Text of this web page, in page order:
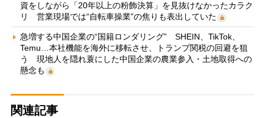
資をしながら「20年以上の粉飾決算」を見抜けなかったカラク
リ 営業現場では“自転車操業”の焦りも表出していた
急増する中国企業の“国籍ロンダリング” SHEIN、TikTok、
Temu…本社機能を海外に移転させ、トランプ関税の回避を狙
う 現地人を隠れ蓑にした中国企業の農業参入・土地取得への
懸念も
関連記事